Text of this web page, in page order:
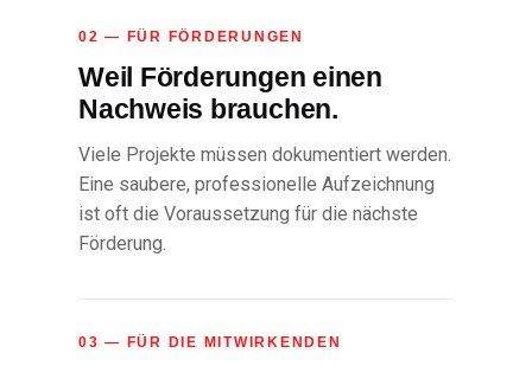
02 — FÜR FÖRDERUNGEN
Weil Förderungen einen
Nachweis brauchen.
Viele Projekte müssen dokumentiert werden.
Eine saubere, professionelle Aufzeichnung
ist oft die Voraussetzung für die nächste
Förderung.
03 — FÜR DIE MITWIRKENDEN